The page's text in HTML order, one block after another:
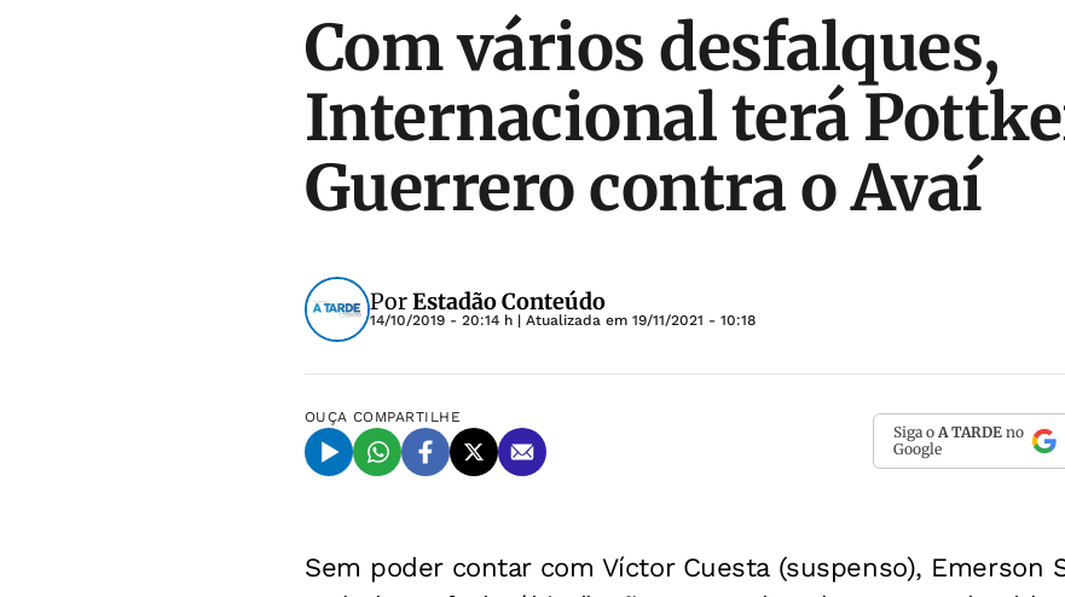
Com vários desfalques,
Internacional terá
Guerrero contra o Avaí
PorEstadão Conteúdo
14/10/2019 - 20:14 h | Atualizada em 19/11/2021 - 10:18
OUÇA COMPARTILHE
Siga o A TARDE no
Google
Sem poder contar com Víctor Cuesta (suspenso), Emerson